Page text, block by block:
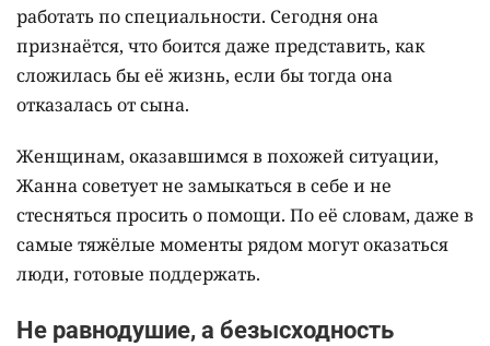
работать по специальности. Сегодня она
признаётся, что боится даже представить, как
сложилась бы её жизнь, если бы тогда она
отказалась от сына.
Женщинам, оказавшимся в похожей ситуации,
Жанна советует не замыкаться в себе и не
стесняться просить о помощи. По её словам, даже в
самые тяжёлые моменты рядом могут оказаться
люди, готовые поддержать.
Не равнодушие, а безысходность